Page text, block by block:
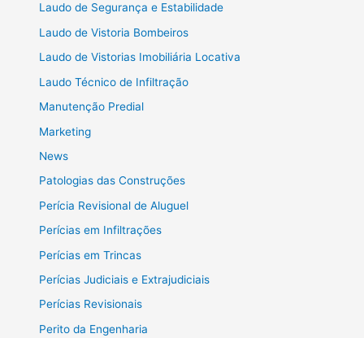
Laudo de Segurança e Estabilidade
Laudo de Vistoria Bombeiros
Laudo de Vistorias Imobiliária Locativa
Laudo Técnico de Infiltração
Manutenção Predial
Marketing
News
Patologias das Construções
Perícia Revisional de Aluguel
Perícias em Infiltrações
Perícias em Trincas
Perícias Judiciais e Extrajudiciais
Perícias Revisionais
Perito da Engenharia